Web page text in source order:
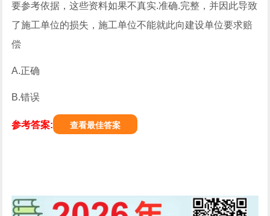
要参考依据，这些资料如果不真实.准确.完整，并因此导致
了施工单位的损失，施工单位不能就此向建设单位要求赔
偿
A.正确
B.错误
参考答案: 查看最佳答案